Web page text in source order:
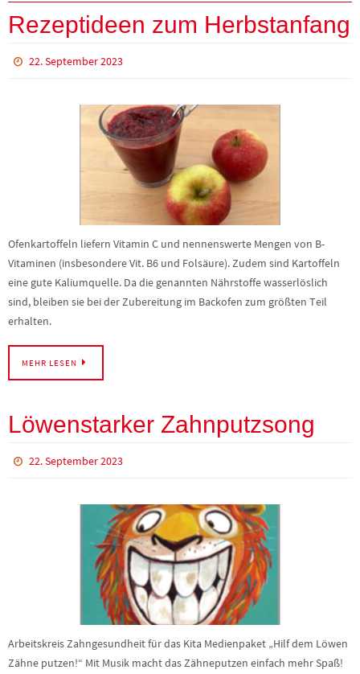
Rezeptideen zum Herbstanfang
22. September 2023
Ofenkartoffeln liefern Vitamin C und nennenswerte Mengen von B-
Vitaminen (insbesondere Vit. B6 und Folsäure). Zudem sind Kartoffeln
eine gute Kaliumquelle. Da die genannten Nährstoffe wasserlöslich
sind, bleiben sie bei der Zubereitung im Backofen zum größten Teil
erhalten.
MEHR LESEN
Löwenstarker Zahnputzsong
22. September 2023
Arbeitskreis Zahngesundheit für das Kita Medienpaket „Hilf dem Löwen
Zähne putzen!“ Mit Musik macht das Zähneputzen einfach mehr Spaß!